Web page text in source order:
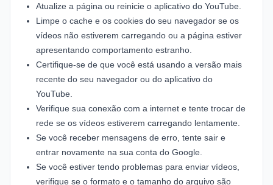
Atualize a página ou reinicie o aplicativo do YouTube.
Limpe o cache e os cookies do seu navegador se os
vídeos não estiverem carregando ou a página estiver
apresentando comportamento estranho.
Certifique-se de que você está usando a versão mais
recente do seu navegador ou do aplicativo do
YouTube.
Verifique sua conexão com a internet e tente trocar de
rede se os vídeos estiverem carregando lentamente.
Se você receber mensagens de erro, tente sair e
entrar novamente na sua conta do Google.
Se você estiver tendo problemas para enviar vídeos,
verifique se o formato e o tamanho do arquivo são